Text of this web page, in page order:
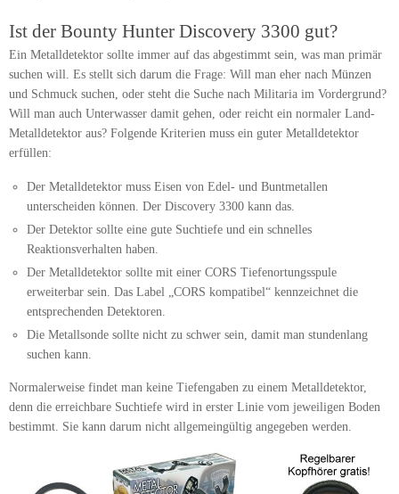
Ist der Bounty Hunter Discovery 3300 gut?
Ein Metalldetektor sollte immer auf das abgestimmt sein, was man primär
suchen will. Es stellt sich darum die Frage: Will man eher nach Münzen
und Schmuck suchen, oder steht die Suche nach Militaria im Vordergrund?
Will man auch Unterwasser damit gehen, oder reicht ein normaler Land-
Metalldetektor aus? Folgende Kriterien muss ein guter Metalldetektor
erfüllen:
Der Metalldetektor muss Eisen von Edel- und Buntmetallen
unterscheiden können. Der Discovery 3300 kann das.
Der Detektor sollte eine gute Suchtiefe und ein schnelles
Reaktionsverhalten haben.
Der Metalldetektor sollte mit einer CORS Tiefenortungsspule
erweiterbar sein. Das Label „CORS kompatibel“ kennzeichnet die
entsprechenden Detektoren.
Die Metallsonde sollte nicht zu schwer sein, damit man stundenlang
suchen kann.
Normalerweise findet man keine Tiefengaben zu einem Metalldetektor,
denn die erreichbare Suchtiefe wird in erster Linie vom jeweiligen Boden
bestimmt. Sie kann darum nicht allgemeingültig angegeben werden.